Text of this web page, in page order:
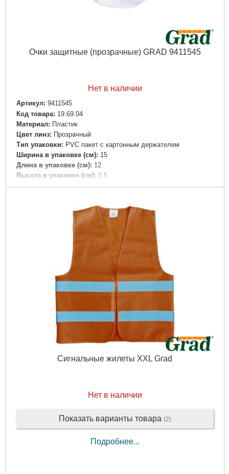
Очки защитные (прозрачные) GRAD 9411545
Нет в наличии
Артикул: 9411545
Код товара: 19.69.04
Материал: Пластик
Цвет линз: Прозрачный
Тип упаковки: PVC пакет с картонным держателем
Ширина в упаковке (см): 15
Длина в упаковке (см): 12
Высота в упаковке (см): 5.5
Габариты упаковки: 150x50x50 мм
Подробнее...
Сигнальные жилеты XXL Grad
Нет в наличии
Показать варианты товара (2)
Подробнее...